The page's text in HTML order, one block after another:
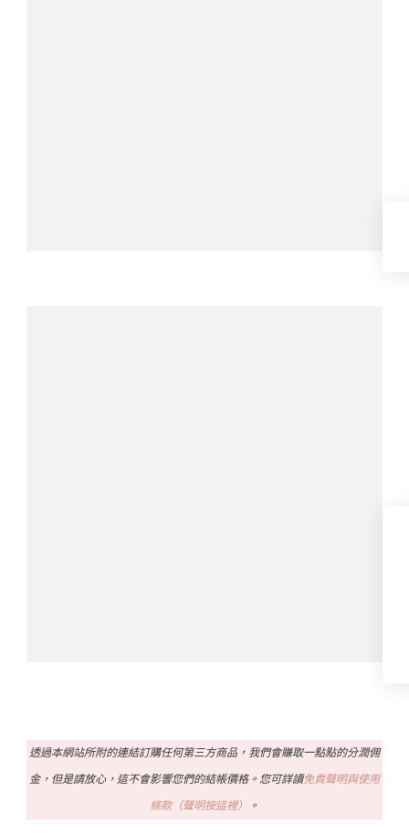
透過本網站所附的連結訂購任何第三方商品，我們會賺取一點點的分潤佣
金，但是請放心，這不會影響您們的結帳價格。您可詳讀免責聲明與使用
條款（聲明按這裡） 。